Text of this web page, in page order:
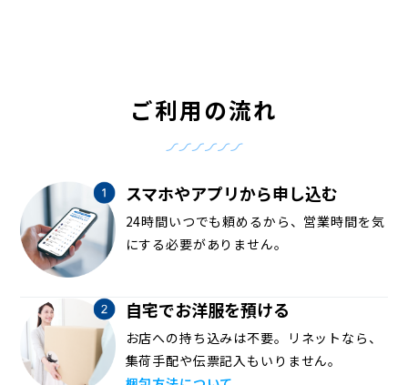
ご利用の流れ
スマホやアプリから申し込む
24時間いつでも頼めるから、営業時間を気
にする必要がありません。
自宅でお洋服を預ける
お店への持ち込みは不要。リネットなら、
集荷手配や伝票記入もいりません。